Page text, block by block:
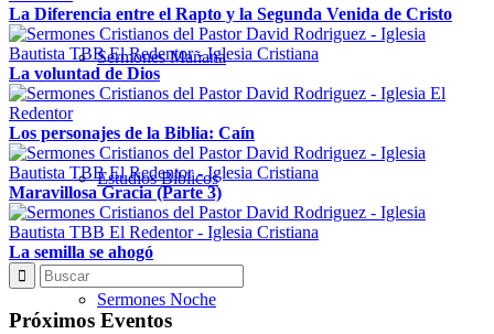
Sermones Mañana
Estudios Bíblicos
Sermones Noche
La Diferencia entre el Rapto y la Segunda Venida de Cristo
La voluntad de Dios
Los personajes de la Biblia: Caín
Maravillosa Gracia (Parte 3)
La semilla se ahogó
Próximos Eventos